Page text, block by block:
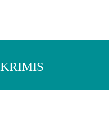
KRIMIS